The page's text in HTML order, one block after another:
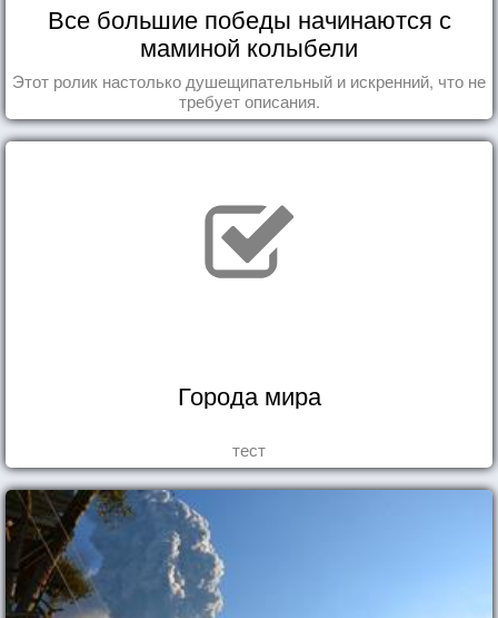
Все большие победы начинаются с
маминой колыбели
Этот ролик настолько душещипательный и искренний, что не
требует описания.
Города мира
тест